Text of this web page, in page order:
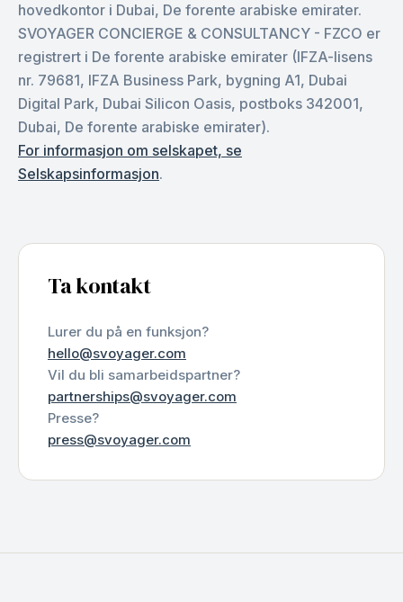
hovedkontor i Dubai, De forente arabiske emirater.
SVOYAGER CONCIERGE & CONSULTANCY - FZCO er
registrert i De forente arabiske emirater (IFZA-lisens
nr. 79681, IFZA Business Park, bygning A1, Dubai
Digital Park, Dubai Silicon Oasis, postboks 342001,
Dubai, De forente arabiske emirater).
For informasjon om selskapet, se
Selskapsinformasjon.
Ta kontakt
Lurer du på en funksjon?
hello@svoyager.com
Vil du bli samarbeidspartner?
partnerships@svoyager.com
Presse?
press@svoyager.com